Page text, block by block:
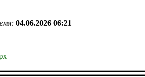
04.06.2026 06:21